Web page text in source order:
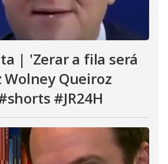
| 'Zerar a fila será
Queiroz
#JR24H